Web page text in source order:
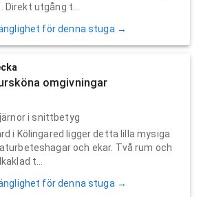
utgång t...
för denna stuga →
omgivningar
i snittbetyg
i Kölingared ligger detta lilla mysiga
och ekar. Två rum och
t...
för denna stuga →